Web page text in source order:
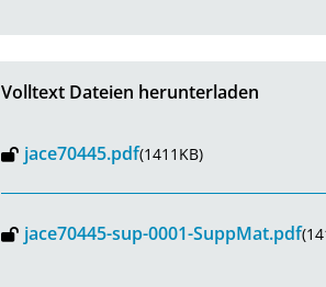
Volltext Dateien herunterladen
jace70445.pdf(1411KB)
jace70445-sup-0001-SuppMat.pdf